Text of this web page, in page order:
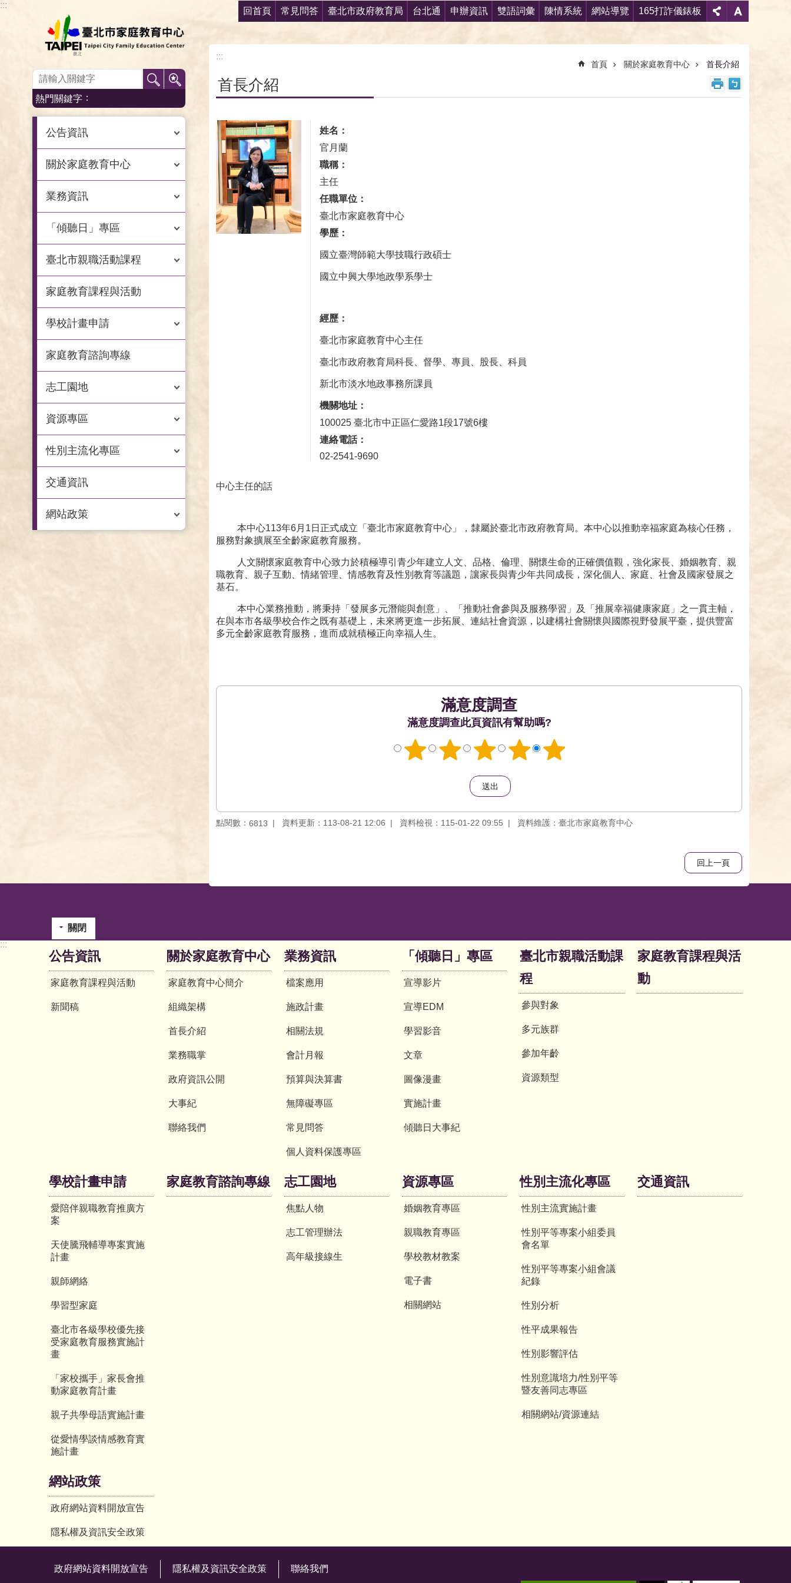
跳到主要內容區塊
:::
回首頁 常見問答 臺北市政府教育局 台北通 申辦資訊 雙語詞彙 陳情系統 網站導覽 165打詐儀錶板
:::
熱門關鍵字
公告資訊
關於家庭教育中心
業務資訊
「傾聽日」專區
臺北市親職活動課程
家庭教育課程與活動
學校計畫申請
家庭教育諮詢專線
志工園地
資源專區
性別主流化專區
交通資訊
網站政策
:::
首頁 關於家庭教育中心 首長介紹
首長介紹
姓名：
官月蘭
職稱：
主任
任職單位：
臺北市家庭教育中心
學歷：
國立臺灣師範大學技職行政碩士
國立中興大學地政學系學士
經歷：
臺北市家庭教育中心主任
臺北市政府教育局科長、督學、專員、股長、科員
新北市淡水地政事務所課員
機關地址：
100025 臺北市中正區仁愛路1段17號6樓
連絡電話：
02-2541-9690
中心主任的話
本中心113年6月1日正式成立「臺北市家庭教育中心」，隸屬於臺北市政府教育局。本中心以推動幸福家庭為核心任務，
服務對象擴展至全齡家庭教育服務。
人文關懷家庭教育中心致力於積極導引青少年建立人文、品格、倫理、關懷生命的正確價值觀，強化家長、婚姻教育、親
職教育、親子互動、情緒管理、情感教育及性別教育等議題，讓家長與青少年共同成長，深化個人、家庭、社會及國家發展之
基石。
本中心業務推動，將秉持「發展多元潛能與創意」、「推動社會參與及服務學習」及「推展幸福健康家庭」之一貫主軸，
在與本市各級學校合作之既有基礎上，未來將更進一步拓展、連結社會資源，以建構社會關懷與國際視野發展平臺，提供豐富
多元全齡家庭教育服務，進而成就積極正向幸福人生。
滿意度調查此頁資訊有幫助嗎?
點閱數： 6813 資料更新：113-08-21 12:06 資料檢視：115-01-22 09:55 資料維護：臺北市家庭教育中心
回上一頁
關閉
:::
公告資訊
家庭教育課程與活動
新聞稿
關於家庭教育中心
家庭教育中心簡介
組織架構
首長介紹
業務職掌
政府資訊公開
大事紀
聯絡我們
業務資訊
檔案應用
施政計畫
相關法規
會計月報
預算與決算書
無障礙專區
常見問答
個人資料保護專區
「傾聽日」專區
宣導影片
宣導EDM
學習影音
文章
圖像漫畫
實施計畫
傾聽日大事紀
臺北市親職活動課
程
參與對象
多元族群
參加年齡
資源類型
家庭教育課程與活
動
學校計畫申請
愛陪伴親職教育推廣方
案
天使騰飛輔導專案實施
計畫
親師網絡
學習型家庭
臺北市各級學校優先接
受家庭教育服務實施計
畫
「家校攜手」家長會推
動家庭教育計畫
親子共學母語實施計畫
從愛情學談情感教育實
施計畫
家庭教育諮詢專線 志工園地
焦點人物
志工管理辦法
高年級接線生
資源專區
婚姻教育專區
親職教育專區
學校教材教案
電子書
相關網站
性別主流化專區
性別主流實施計畫
性別平等專案小組委員
會名單
性別平等專案小組會議
紀錄
性別分析
性平成果報告
性別影響評估
性別意識培力/性別平等
暨友善同志專區
相關網站/資源連結
交通資訊
網站政策
政府網站資料開放宣告
隱私權及資訊安全政策
政府網站資料開放宣告 隱私權及資訊安全政策 聯絡我們